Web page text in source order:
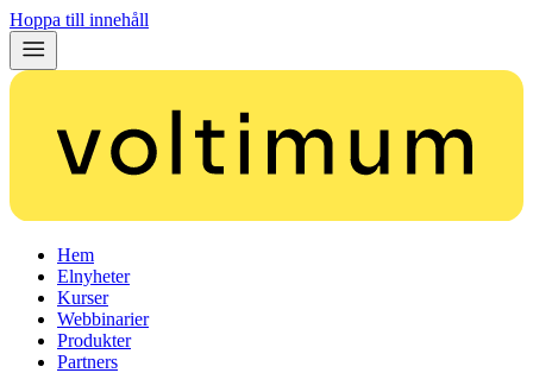
Hoppa till innehåll
Hem
Elnyheter
Kurser
Webbinarier
Produkter
Partners